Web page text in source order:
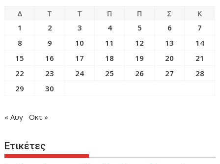
Δ Τ Τ Π Π Σ
Κ
1
2 3 4 5 6
7
8
9 10 11 12 13
14
15
16 17 18 19 20
21
22
23 24 25 26 27
28
29
30
« Αυγ Οκτ »
Ετικέτες